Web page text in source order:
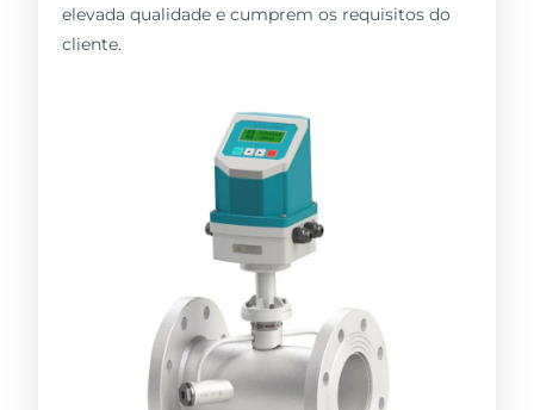
elevada qualidade e cumprem os requisitos do
cliente.